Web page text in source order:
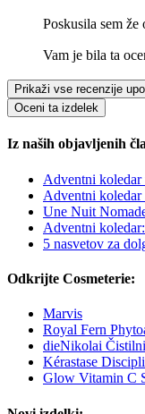
Poskusila sem
Vam je bila ta
Prikaži vse recenzije
Oceni ta izdelek
Iz naših objavljenih
Adventni koledar
Adventni koledar
Une Nuit
Adventni
5 nasvetov za
Odkrijte Cosmeterie:
Marvis
Royal Fern
dieNikolai
Kérastase
Glow Vitamin C